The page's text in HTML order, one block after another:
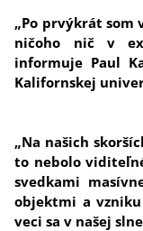
„Po prvýkrát som
ničoho nič v
informuje Paul
Kalifornskej
„Na našich
to nebolo
svedkami
objektmi a
veci sa v našej